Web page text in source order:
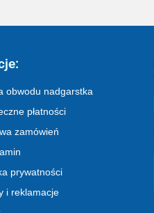
obwodu nadgarstka
płatności
zamówień
prywatności
i reklamacje